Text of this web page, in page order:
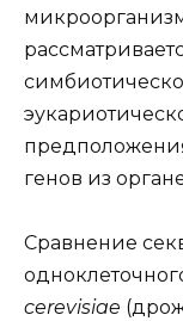
генов из
Сравнение
cerevisiae